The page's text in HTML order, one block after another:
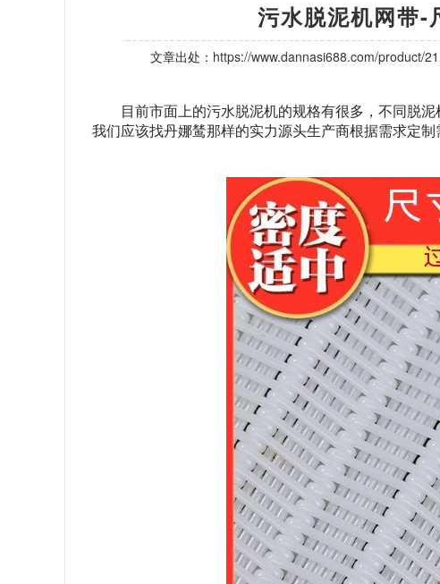
污水脱泥机网带-
文章出处： https://www.dannasi688.com/product/
目前市面上的污水脱泥机的规格有很多，不同脱泥
我们应该找丹娜鸶那样的实力源头生产商根据需求定